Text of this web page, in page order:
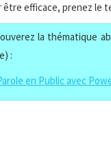
être efficace, prenez le
la thématique
:
en Public avec